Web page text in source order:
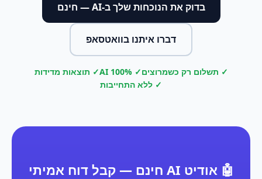
בדוק את הנוכחות שלך ב-AI — חינם
דברו איתנו בוואטסאפ
✓ תשלום רק כשמרוצים✓ 100% AI
✓ תוצאות מדידות
✓ ללא התחייבות
🤖 אודיט AI חינם — קבל דוח אמיתי